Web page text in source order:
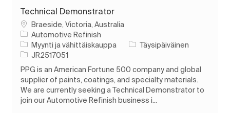
Technical Demonstrator
PaikkaBraeside, Victoria, Australia
Automotive Refinish
Luokka
Myynti ja vähittäiskauppa Työn tyyppi
Täysipäiväinen
Työn tunnus
JR2517051
PPG is an American Fortune 500 company and global
supplier of paints, coatings, and specialty materials.
We are currently seeking a Technical Demonstrator to
join our Automotive Refinish business i...